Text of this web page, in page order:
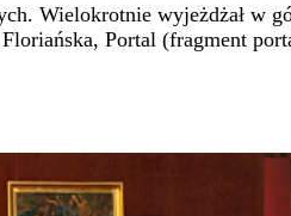
Wielokrotnie wyjeżdżał w
Portal (fragment